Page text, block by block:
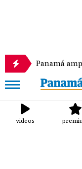
amplía efuerzos
videos